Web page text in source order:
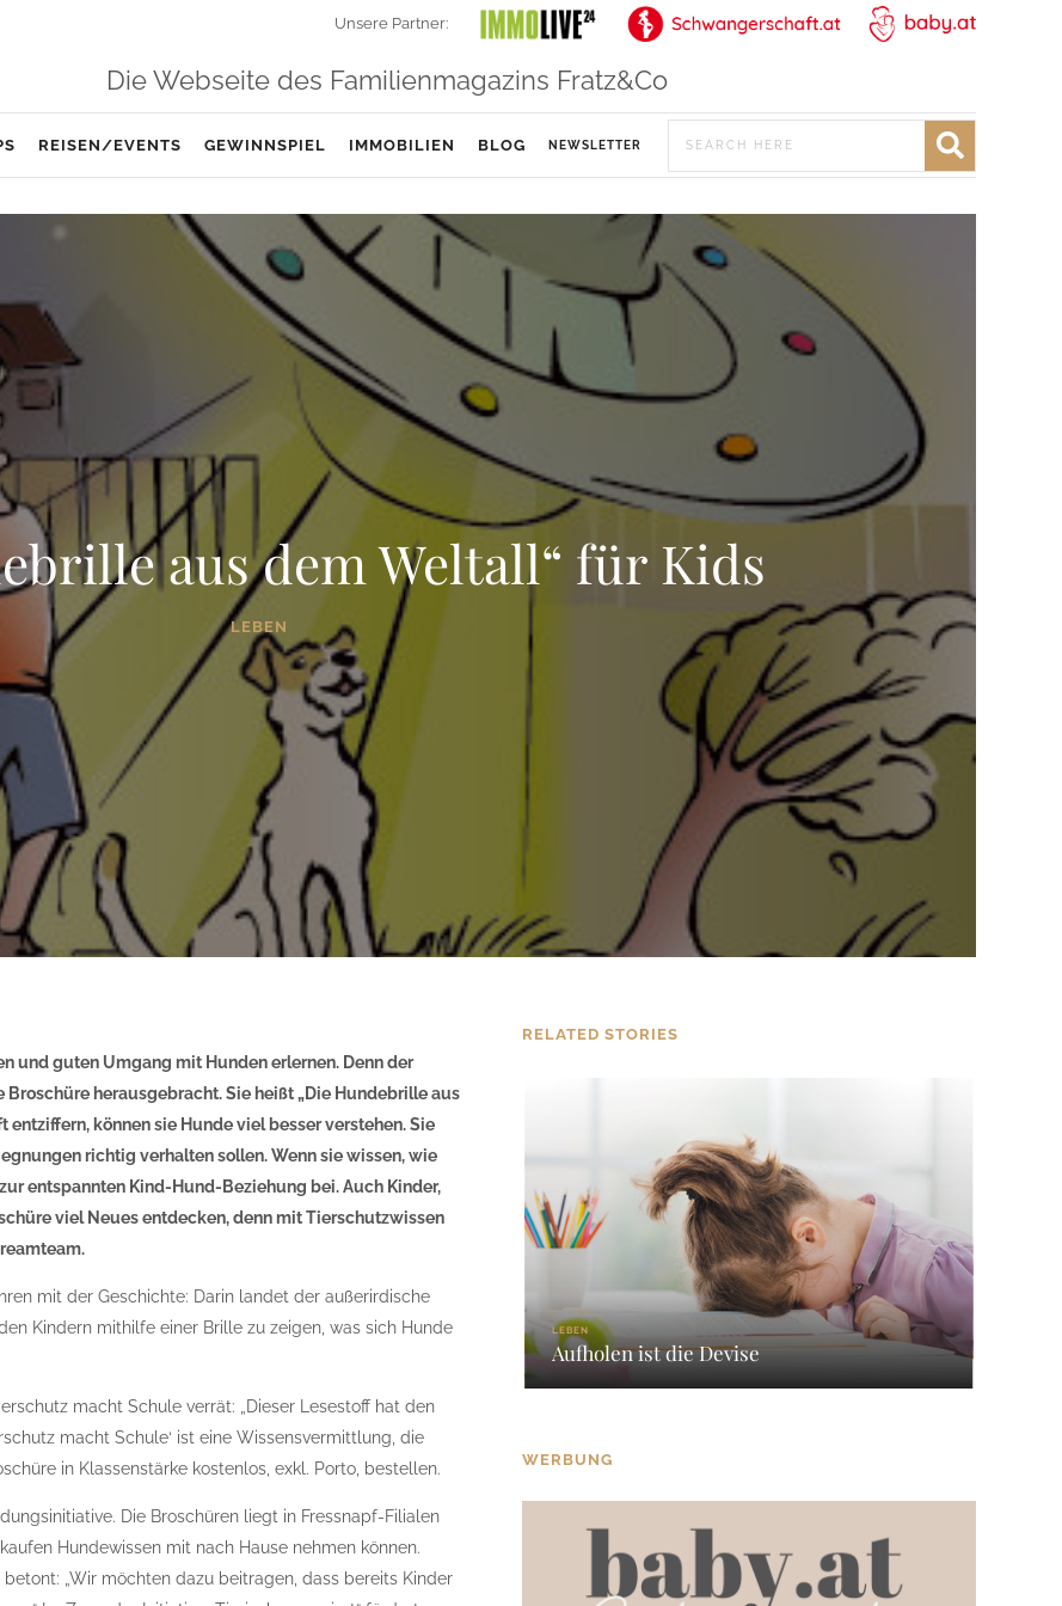
Unsere Partner:
Die Webseite des Familienmagazins Fratz&Co
REISEN/EVENTS GEWINNSPIEL IMMOBILIEN BLOG NEWSLETTER
aus dem Weltall“ für Kids
LEBEN
und guten Umgang mit Hunden erlernen. Denn der
herausgebracht. Sie heißt „Die Hundebrille aus
können sie Hunde viel besser verstehen. Sie
richtig verhalten sollen. Wenn sie wissen, wie
entspannten Kind-Hund-Beziehung bei. Auch Kinder,
viel Neues entdecken, denn mit Tierschutzwissen
mit der Geschichte: Darin landet der außerirdische
Kindern mithilfe einer Brille zu zeigen, was sich Hunde
macht Schule verrät: „Dieser Lesestoff hat den
macht Schule‘ ist eine Wissensvermittlung, die
in Klassenstärke kostenlos, exkl. Porto, bestellen.
Die Broschüren liegt in Fressnapf-Filialen
Hundewissen mit nach Hause nehmen können.
betont: „Wir möchten dazu beitragen, dass bereits Kinder
RELATED STORIES
LEBEN
Aufholen ist die Devise
WERBUNG